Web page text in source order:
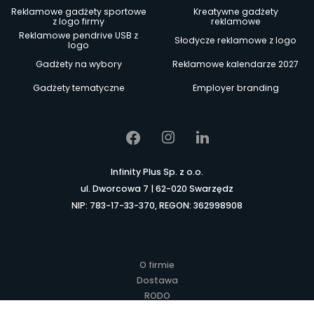
Reklamowe gadżety sportowe
z logo firmy
Kreatywne gadżety
reklamowe
Reklamowe pendrive USB z
logo
Słodycze reklamowe z logo
Gadżety na wybory
Reklamowe kalendarze 2027
Gadżety tematyczne
Employer branding
Infinity Plus Sp. z o.o.
ul. Dworcowa 7 | 62-020 Swarzędz
NIP: 783-17-33-370, REGON: 362998908
O firmie
Dostawa
RODO